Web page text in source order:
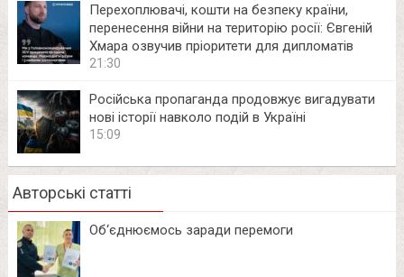
Перехоплювачі, кошти на безпеку країни,
перенесення війни на територію росії: Євгеній
Хмара озвучив пріоритети для дипломатів
21:30
Російська пропаганда продовжує вигадувати
нові історії навколо подій в Україні
15:09
Авторські статті
Об‘єднюємось заради перемоги